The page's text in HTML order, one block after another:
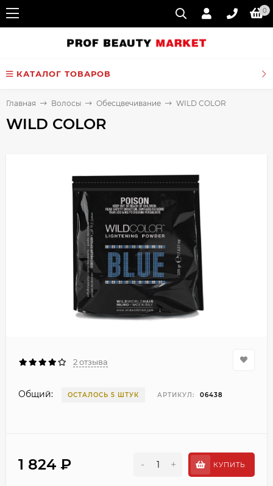
0
КАТАЛОГ ТОВАРОВ
Главная Волосы Обесцвечивание WILD COLOR
WILD COLOR
2 отзыва
Общий: ОСТАЛОСЬ 5 ШТУК АРТИКУЛ: 06438
1 824 ₽ - + КУПИТЬ